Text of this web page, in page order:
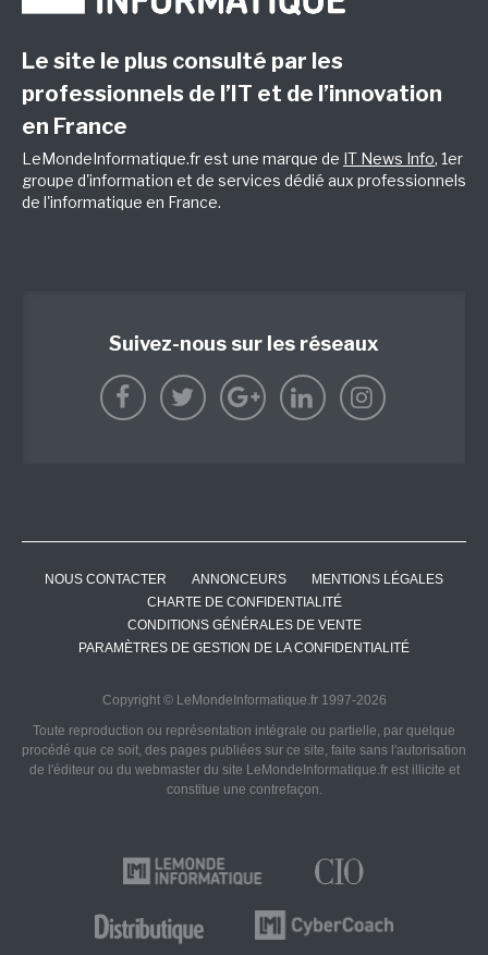
Le site le plus consulté par les
professionnels de l’IT et de l’innovation
en France
LeMondeInformatique.fr est une marque de IT News Info, 1er
groupe d'information et de services dédié aux professionnels
de l'informatique en France.
Suivez-nous sur les réseaux
NOUS CONTACTER ANNONCEURS
MENTIONS LÉGALES
CHARTE DE CONFIDENTIALITÉ
CONDITIONS GÉNÉRALES DE VENTE
PARAMÈTRES DE GESTION DE LA CONFIDENTIALITÉ
Copyright © LeMondeInformatique.fr 1997-2026
Toute reproduction ou représentation intégrale ou partielle, par quelque
procédé que ce soit, des pages publiées sur ce site, faite sans l'autorisation
de l'éditeur ou du webmaster du site LeMondeInformatique.fr est illicite et
constitue une contrefaçon.